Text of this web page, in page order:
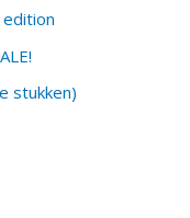
stukken)